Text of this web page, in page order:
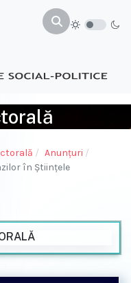
Anunţuri
în Științele